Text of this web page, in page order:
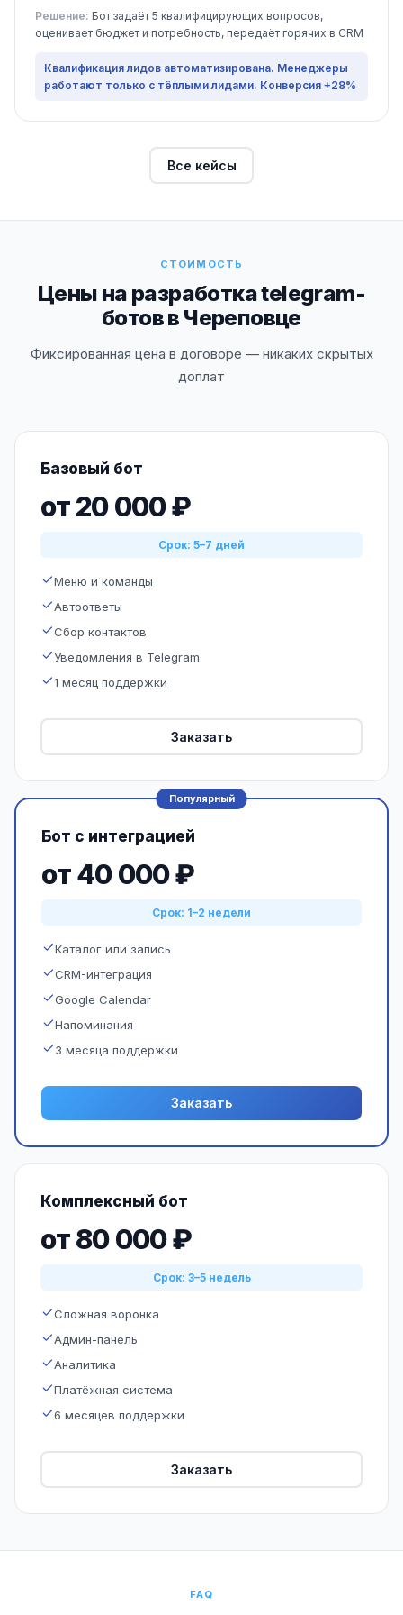
Решение: Бот задаёт 5 квалифицирующих вопросов,
оценивает бюджет и потребность, передаёт горячих в CRM
Квалификация лидов автоматизирована. Менеджеры
работают только с тёплыми лидами. Конверсия +28%
Все кейсы
СТОИМОСТЬ
Цены на разработка telegram-
ботов в Череповце
Фиксированная цена в договоре — никаких скрытых
доплат
Базовый бот
от 20 000 ₽
Срок: 5–7 дней
Меню и команды
Автоответы
Сбор контактов
Уведомления в Telegram
1 месяц поддержки
Заказать
Популярный
Бот с интеграцией
от 40 000 ₽
Срок: 1–2 недели
Каталог или запись
CRM-интеграция
Google Calendar
Напоминания
3 месяца поддержки
Заказать
Комплексный бот
от 80 000 ₽
Срок: 3–5 недель
Сложная воронка
Админ-панель
Аналитика
Платёжная система
6 месяцев поддержки
Заказать
FAQ